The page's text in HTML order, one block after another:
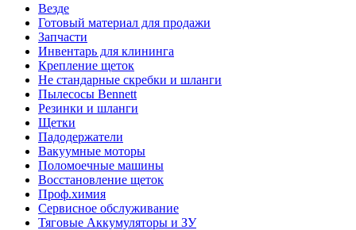
Везде
Готовый материал для продажи
Запчасти
Инвентарь для клининга
Крепление щеток
Не стандарные скребки и шланги
Пылесосы Bennett
Резинки и шланги
Щетки
Падодержатели
Вакуумные моторы
Поломоечные машины
Восстановление щеток
Проф.химия
Сервисное обслуживание
Тяговые Аккумуляторы и ЗУ